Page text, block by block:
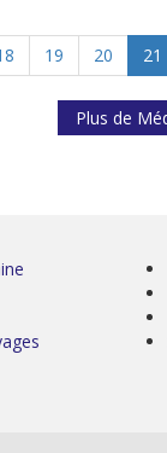
19 20 21
Plus de